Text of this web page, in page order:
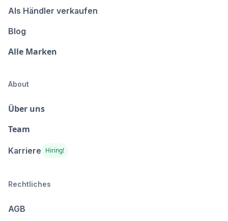
Als Händler verkaufen
Blog
Alle Marken
About
Über uns
Team
Karriere Hiring!
Rechtliches
AGB